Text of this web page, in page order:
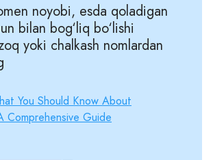
noyobi, esda qoladigan
bilan bog‘liq bo‘lishi
yoki chalkash nomlardan
You Should Know About
Comprehensive Guide